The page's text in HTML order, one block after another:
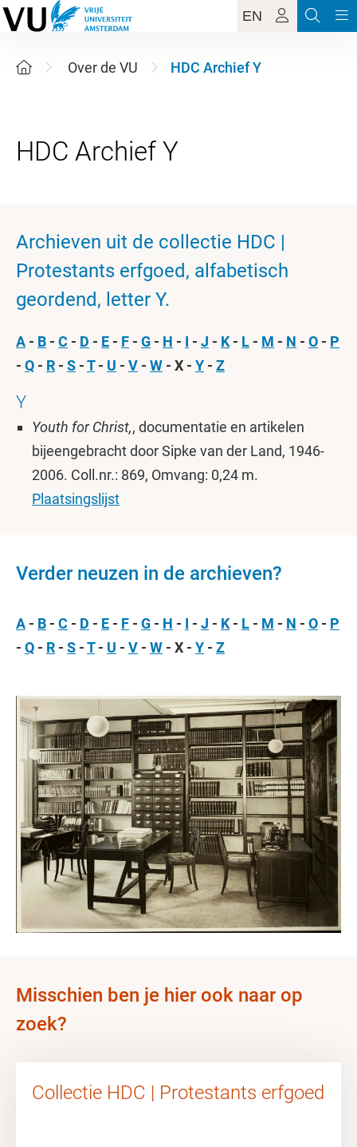
EN
Over de VU HDC Archief Y
Archieven uit de collectie HDC |
Protestants erfgoed, alfabetisch
geordend, letter Y.
A - B - C - D - E - F - G - H - I - J - K- L - M - N - O - P
- Q - R - S -T- U - V - W - X - Y - Z
Y
Youth for Christ,, documentatie en artikelen
bijeengebracht door Sipke van der Land, 1946-
2006. Coll.nr.: 869, Omvang: 0,24 m.
Plaatsingslijst
Verder neuzen in de archieven?
A - B - C - D - E - F - G - H - I - J - K- L - M - N - O - P
- Q - R - S -T- U - V - W - X - Y - Z
Misschien ben je hier ook naar op
zoek?
Collectie HDC | Protestants erfgoed